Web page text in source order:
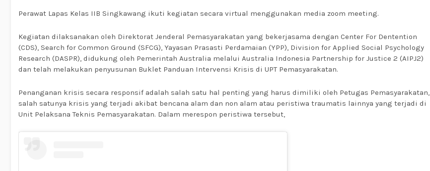
Perawat Lapas Kelas IIB Singkawang ikuti kegiatan secara virtual menggunakan media zoom meeting.
Kegiatan dilaksanakan oleh Direktorat Jenderal Pemasyarakatan yang bekerjasama dengan Center For Dentention
(CDS), Search for Common Ground (SFCG), Yayasan Prasasti Perdamaian (YPP), Division for Applied Social Psychology
Research (DASPR), didukung oleh Pemerintah Australia melalui Australia Indonesia Partnership for Justice 2 (AIPJ2)
dan telah melakukan penyusunan Buklet Panduan Intervensi Krisis di UPT Pemasyarakatan.
Penanganan krisis secara responsif adalah salah satu hal penting yang harus dimiliki oleh Petugas Pemasyarakatan,
salah satunya krisis yang terjadi akibat bencana alam dan non alam atau peristiwa traumatis lainnya yang terjadi di
Unit Pelaksana Teknis Pemasyarakatan. Dalam merespon peristiwa tersebut,